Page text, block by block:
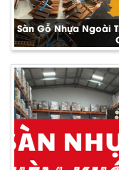
Sàn Gỗ Nhựa Ngoài